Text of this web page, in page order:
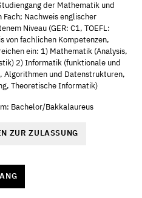
der Mathematik und
Nachweis englischer
Niveau (GER: C1, TOEFL:
fachlichen Kompetenzen,
ein: 1) Mathematik (Analysis,
2) Informatik (funktionale und
und Datenstrukturen,
Theoretische Informatik)
Bachelor/Bakkalaureus
ZUR ZULASSUNG